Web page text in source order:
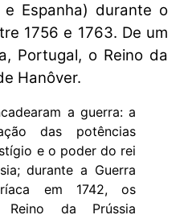
e Espanha) durante o
1756 e 1763. De um
Portugal, o Reino da
Hanôver.
a guerra: a
das potências
e o poder do rei
durante a Guerra
em 1742, os
da Prússia